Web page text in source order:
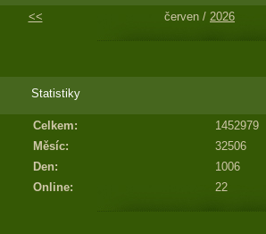
<< červen / 2026
Statistiky
Online: 22
Celkem:
1452979
Měsíc:
32506
Den:
1006